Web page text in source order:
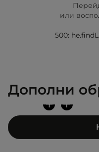
или
500:
Дополни
+
+